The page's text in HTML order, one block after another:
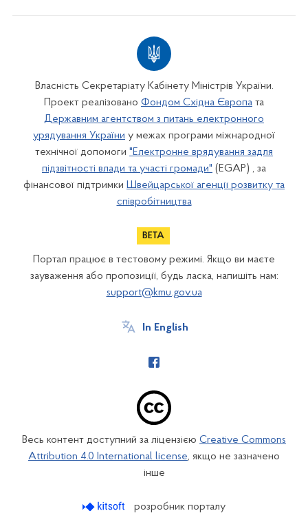
Власність Секретаріату Кабінету Міністрів України.
Проект реалізовано Фондом Східна Європа та
Державним агентством з питань електронного
урядування України у межах програми міжнародної
технічної допомоги "Електронне врядування задля
підзвітності влади та участі громади" (EGAP) , за
фінансової підтримки Швейцарської агенції розвитку та
співробітництва
Портал працює в тестовому режимі. Якщо ви маєте
зауваження або пропозиції, будь ласка, напишіть нам:
support@kmu.gov.ua
In English
Весь контент доступний за ліцензією Creative Commons
Attribution 4.0 International license, якщо не зазначено
інше
розробник порталу